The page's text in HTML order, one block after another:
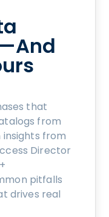
that
from
insights from
Director
pitfalls
drives real